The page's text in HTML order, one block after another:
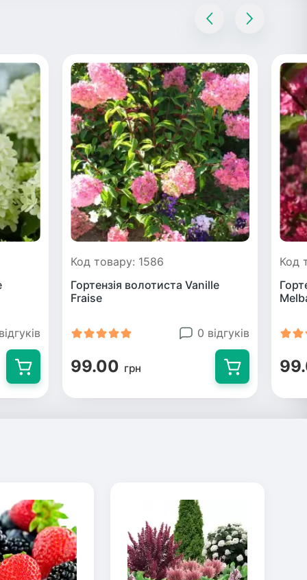
Код товару: 1586
Гортензія волотиста Vanille
Fraise
0 відгуків
99.00 грн
Код